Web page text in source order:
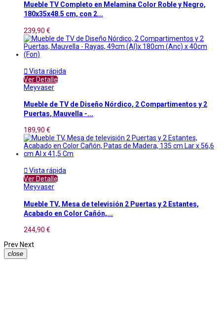
Mueble TV Completo en Melamina Color Roble y Negro,
180x35x48.5 cm, con 2...
239,90 €
 Vista rápida
Ver Detalle
Meyvaser
Mueble de TV de Diseño Nórdico, 2 Compartimentos y 2
Puertas, Mauvella -...
189,90 €
 Vista rápida
Ver Detalle
Meyvaser
Mueble TV, Mesa de televisión 2 Puertas y 2 Estantes,
Acabado en Color Cañón,...
244,90 €
Prev Next
close